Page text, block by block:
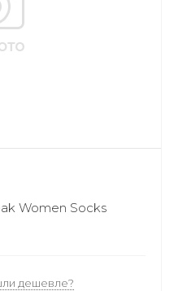
Women Socks
дешевле?